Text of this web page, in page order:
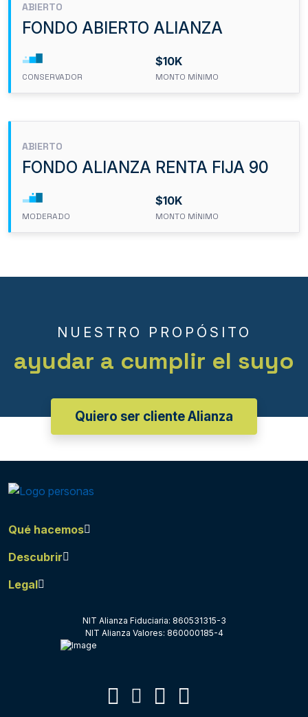
ABIERTO
FONDO ABIERTO ALIANZA
CONSERVADOR
$10K
MONTO MÍNIMO
ABIERTO
FONDO ALIANZA RENTA FIJA 90
MODERADO
$10K
MONTO MÍNIMO
NUESTRO PROPÓSITO
ayudar a cumplir el suyo
Quiero ser cliente Alianza
Qué hacemos
Descubrir
Legal
NIT Alianza Fiduciaria: 860531315-3
NIT Alianza Valores: 860000185-4